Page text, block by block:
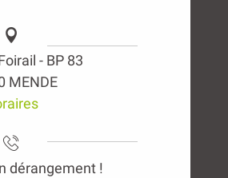
- BP 83
MENDE
dérangement !